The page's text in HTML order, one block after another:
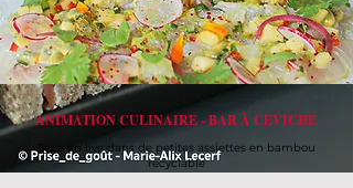
ANIMATION CULINAIRE - BAR À CEVICHE
Servi en live dans de petites assiettes en bambou
recyclable